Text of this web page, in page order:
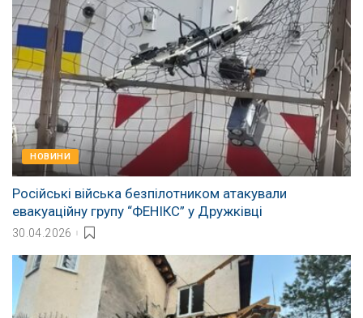
НОВИНИ
Російські війська безпілотником атакували
евакуаційну групу “ФЕНІКС” у Дружківці
30.04.2026